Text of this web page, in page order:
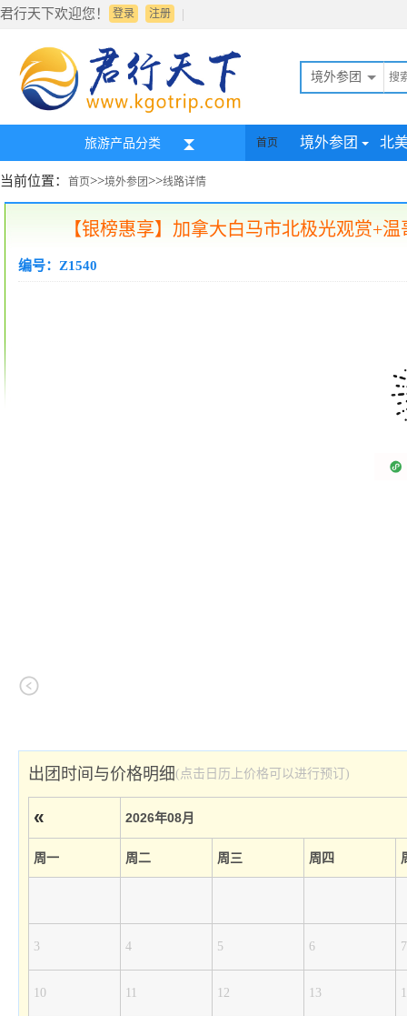
君行天下欢迎您！ 登录 |
注册
境外参团
旅游产品分类 首页 境外参团 北
当前位置： 首页>>境外参团>>线路详情
【银榜惠享】加拿大白马市北极光观赏+
编号：Z1540
出团时间与价格明细(点击日历上价格可以进行预订)
« 2026年08月
周一 周二 周三 周四
3 4 5 6 7
10 11 12 13